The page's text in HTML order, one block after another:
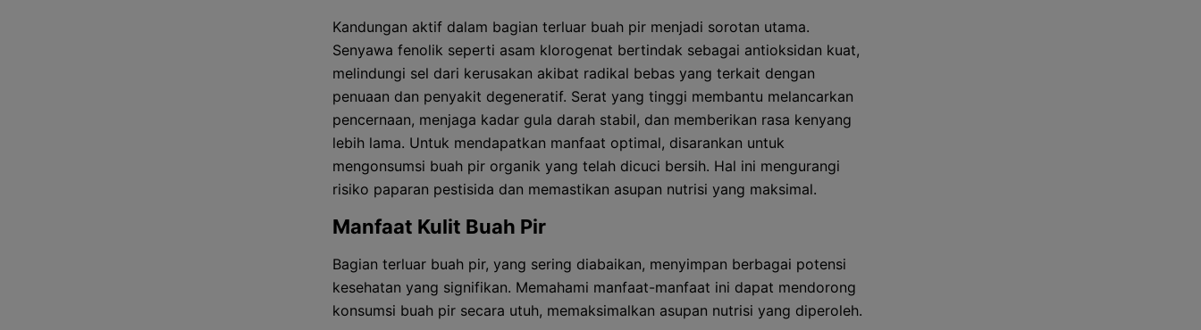
Kandungan aktif dalam bagian terluar buah pir menjadi sorotan utama.
Senyawa fenolik seperti asam klorogenat bertindak sebagai antioksidan kuat,
melindungi sel dari kerusakan akibat radikal bebas yang terkait dengan
penuaan dan penyakit degeneratif. Serat yang tinggi membantu melancarkan
pencernaan, menjaga kadar gula darah stabil, dan memberikan rasa kenyang
lebih lama. Untuk mendapatkan manfaat optimal, disarankan untuk
mengonsumsi buah pir organik yang telah dicuci bersih. Hal ini mengurangi
risiko paparan pestisida dan memastikan asupan nutrisi yang maksimal.
Manfaat Kulit Buah Pir
Bagian terluar buah pir, yang sering diabaikan, menyimpan berbagai potensi
kesehatan yang signifikan. Memahami manfaat-manfaat ini dapat mendorong
konsumsi buah pir secara utuh, memaksimalkan asupan nutrisi yang diperoleh.